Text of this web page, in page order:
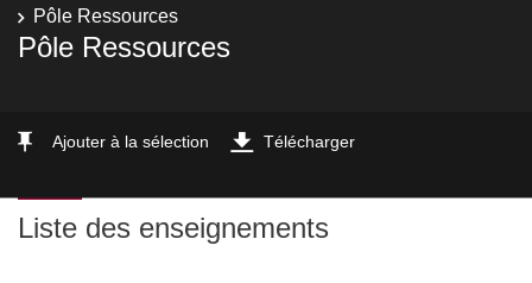
Pôle Ressources
Pôle Ressources
Ajouter à la sélection Télécharger
Liste des enseignements